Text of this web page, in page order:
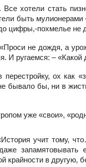
хотели стать
быть мулионерами
цифры,-похмелье не
не дождя, а
И ругаемся: – «Какой
ох как
бывало бы, ни в
уже «свои»,
учит тому,
крайности в другую,